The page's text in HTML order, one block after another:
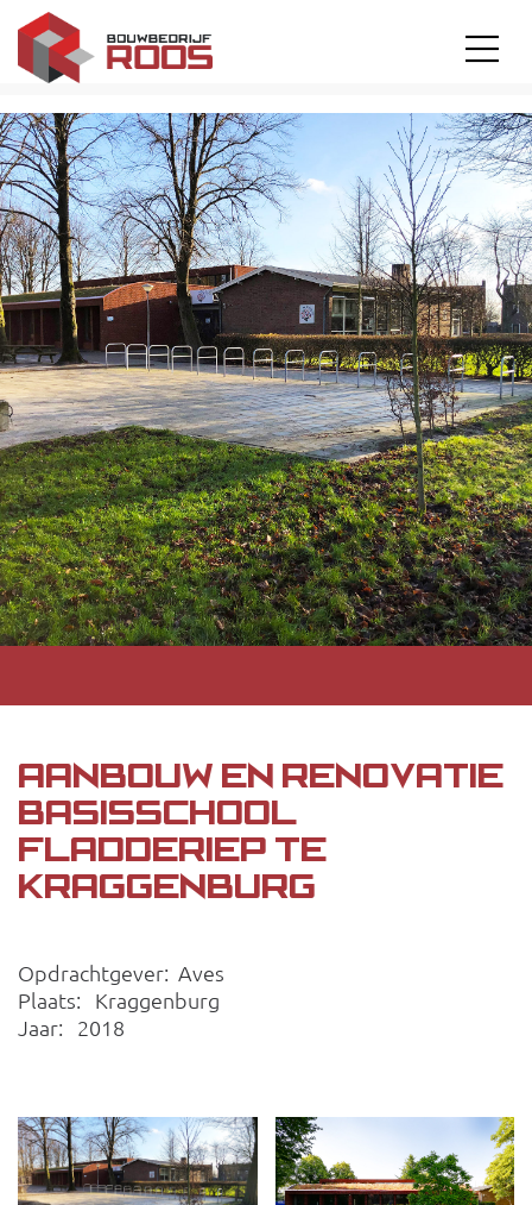
AANBOUW EN RENOVATIE
BASISSCHOOL
FLADDERIEP TE
KRAGGENBURG
Opdrachtgever: Aves
Plaats: Kraggenburg
Jaar: 2018